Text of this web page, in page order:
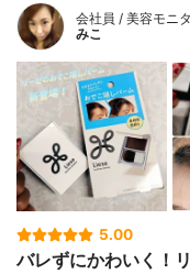
会社員 / 美容モニ
みこ
5.00
バレずにかわいく！